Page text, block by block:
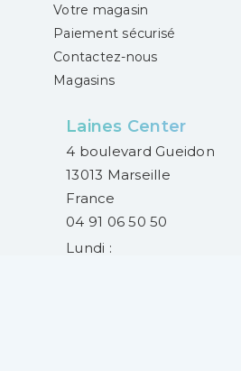
Votre magasin
Paiement sécurisé
Contactez-nous
Magasins
Laines Center
4 boulevard Gueidon
13013 Marseille
France
04 91 06 50 50
Lundi :